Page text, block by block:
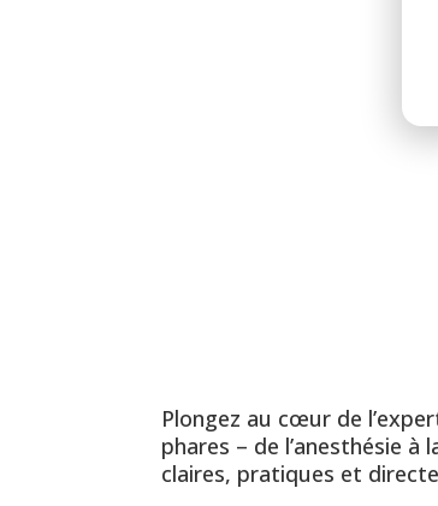
Plongez au cœur de
phares – de l’anesthésie
claires, pratiques et